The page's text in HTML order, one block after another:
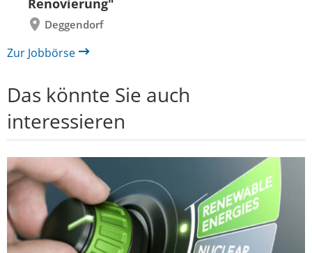
Renovierung"
Deggendorf
Zur Jobbörse
Das könnte Sie auch
interessieren